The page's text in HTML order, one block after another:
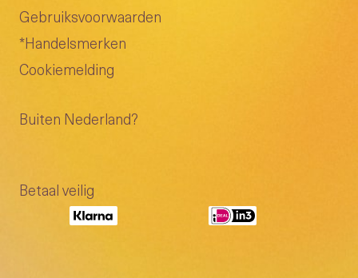
Gebruiksvoorwaarden
*Handelsmerken
Cookiemelding
Buiten Nederland?
Betaal veilig